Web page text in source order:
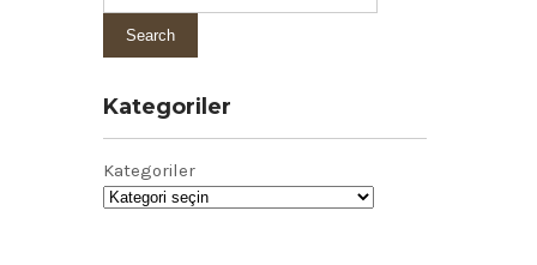
Kategoriler
Kategoriler